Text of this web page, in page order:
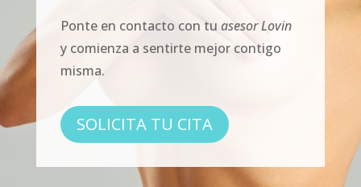
Ponte en contacto con tu asesor Lovin
y comienza a sentirte mejor contigo
misma.
SOLICITA TU CITA